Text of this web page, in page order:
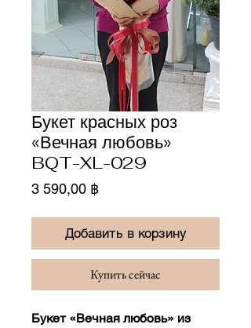
Букет красных роз
«Вечная любовь»
BQT-XL-029
3 590,00 ฿Цена
Добавить в корзину
Купить сейчас
Букет «Вечная любовь» из